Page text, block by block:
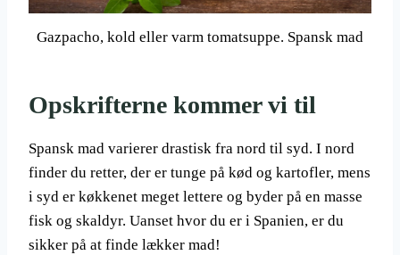
Gazpacho, kold eller varm tomatsuppe. Spansk mad
Opskrifterne kommer vi til
Spansk mad varierer drastisk fra nord til syd. I nord
finder du retter, der er tunge på kød og kartofler, mens
i syd er køkkenet meget lettere og byder på en masse
fisk og skaldyr. Uanset hvor du er i Spanien, er du
sikker på at finde lækker mad!